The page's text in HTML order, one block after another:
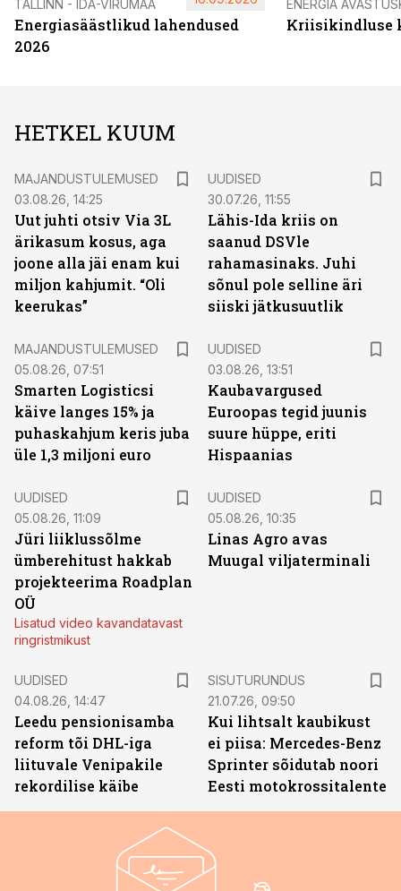
TALLINN - IDA-VIRUMAA
Energiasäästlikud lahendused
2026
ENERGIA
Kriisikindluse
HETKEL KUUM
MAJANDUSTULEMUSED
03.08.26, 14:25
Uut juhti otsiv Via 3L
ärikasum kosus, aga
joone alla jäi enam kui
miljon kahjumit. “Oli
keerukas”
UUDISED
30.07.26, 11:55
Lähis-Ida kriis on
saanud DSVle
rahamasinaks. Juhi
sõnul pole selline äri
siiski jätkusuutlik
MAJANDUSTULEMUSED
05.08.26, 07:51
Smarten Logisticsi
käive langes 15% ja
puhaskahjum keris juba
üle 1,3 miljoni euro
UUDISED
03.08.26, 13:51
Kaubavargused
Euroopas tegid juunis
suure hüppe, eriti
Hispaanias
UUDISED
05.08.26, 11:09
Jüri liiklussõlme
ümberehitust hakkab
projekteerima Roadplan
OÜ
Lisatud video kavandatavast
ringristmikust
UUDISED
05.08.26, 10:35
Linas Agro avas
Muugal viljaterminali
UUDISED
04.08.26, 14:47
Leedu pensionisamba
reform tõi DHL-iga
liituvale Venipakile
rekordilise käibe
SISUTURUNDUS
21.07.26, 09:50
Kui lihtsalt kaubikust
ei piisa: Mercedes-Benz
Sprinter sõidutab noori
Eesti motokrossitalente